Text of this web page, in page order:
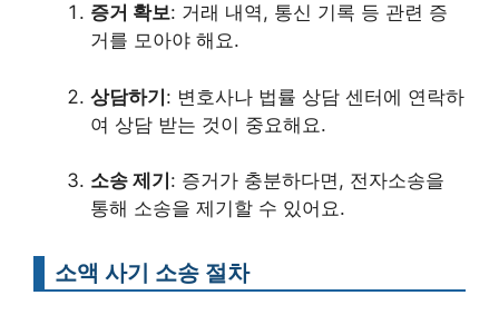
증거 확보: 거래 내역, 통신 기록 등 관련 증
거를 모아야 해요.
상담하기: 변호사나 법률 상담 센터에 연락하
여 상담 받는 것이 중요해요.
소송 제기 : 증거가 충분하다면, 전자소송을
통해 소송을 제기할 수 있어요.
소액 사기 소송 절차